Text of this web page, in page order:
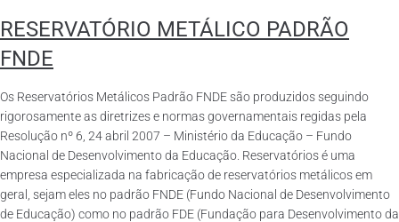
RESERVATÓRIO METÁLICO PADRÃO
FNDE
Os Reservatórios Metálicos Padrão FNDE são produzidos seguindo
rigorosamente as diretrizes e normas governamentais regidas pela
Resolução nº 6, 24 abril 2007 – Ministério da Educação – Fundo
Nacional de Desenvolvimento da Educação. Reservatórios é uma
empresa especializada na fabricação de reservatórios metálicos em
geral, sejam eles no padrão FNDE (Fundo Nacional de Desenvolvimento
de Educação) como no padrão FDE (Fundação para Desenvolvimento da